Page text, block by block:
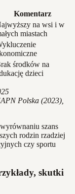
Komentarz
na wsi i w
miastach
środków na
dzieci
Polska (2023),
szans
rodzin rzadziej
czy sportu
skutki